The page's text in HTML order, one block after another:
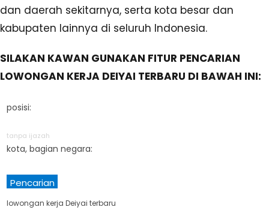
dan daerah sekitarnya, serta kota besar dan
kabupaten lainnya di seluruh Indonesia.
SILAKAN KAWAN GUNAKAN FITUR PENCARIAN
LOWONGAN KERJA DEIYAI TERBARU DI BAWAH INI:
posisi:
tanpa ijazah
kota, bagian negara:
Pencarian
lowongan kerja Deiyai terbaru